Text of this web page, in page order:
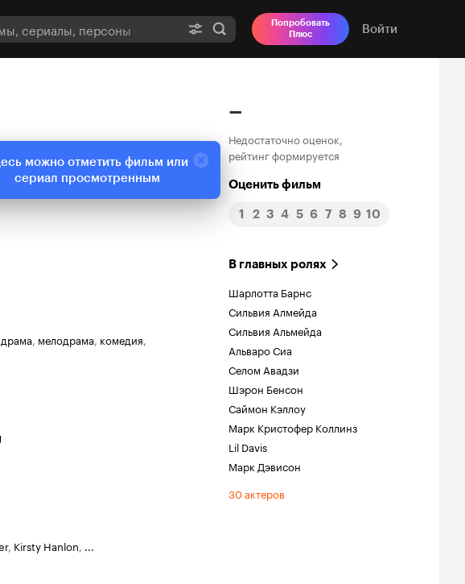
Попробовать
Плюс
Войти
–
Недостаточно оценок,
рейтинг формируется
Оценить фильм
1 2 3 4 5 6 7 8 9 10
драма, мелодрама, комедия,
, Kirsty Hanlon, ...
В главных ролях
Шарлотта Барнс
Сильвия Алмейда
Сильвия Альмейда
Альваро Сиа
Селом Авадзи
Шэрон Бенсон
Саймон Кэллоу
Марк Кристофер Коллинз
Lil Davis
Марк Дэвисон
30 актеров
можно отметить фильм или
сериал просмотренным